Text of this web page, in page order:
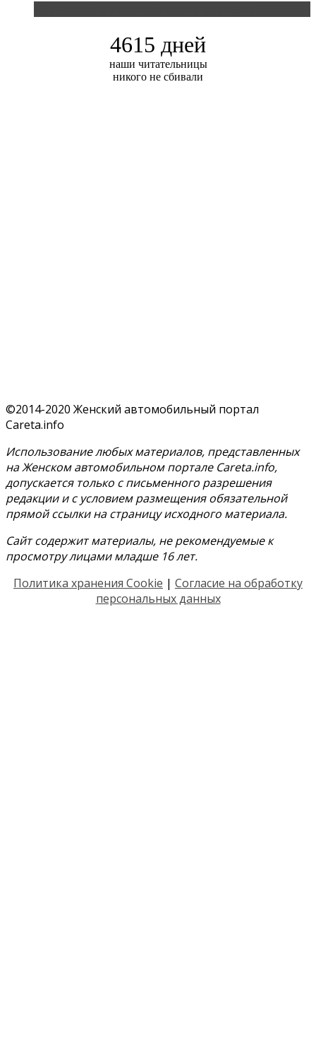
4615 дней
наши читательницы
никого не сбивали
©2014-2020 Женский автомобильный портал
Careta.info
Использование любых материалов, представленных
на Женском автомобильном портале Careta.info,
допускается только с письменного разрешения
редакции и с условием размещения обязательной
прямой ссылки на страницу исходного материала.
Сайт содержит материалы, не рекомендуемые к
просмотру лицами младше 16 лет.
Политика хранения Cookie | Согласие на обработку
персональных данных